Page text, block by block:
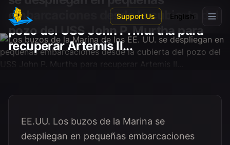
Skip to main content
Support Us English
embarcaciones desde la cubierta del
pozo del USS John P. Murtha para
recuperar Artemis II...
EE.UU. Los buzos de la Marina se
despliegan en pequeñas embarcaciones